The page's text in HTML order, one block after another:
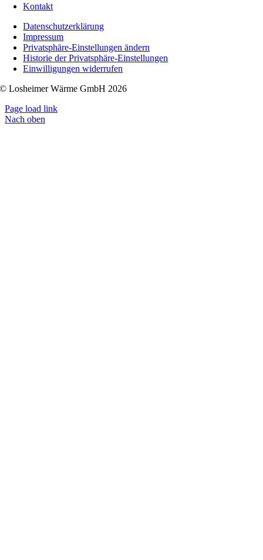
Kontakt
Datenschutzerklärung
Impressum
Privatsphäre-Einstellungen ändern
Historie der Privatsphäre-Einstellungen
Einwilligungen widerrufen
© Losheimer Wärme GmbH 2026
Page load link
Nach oben